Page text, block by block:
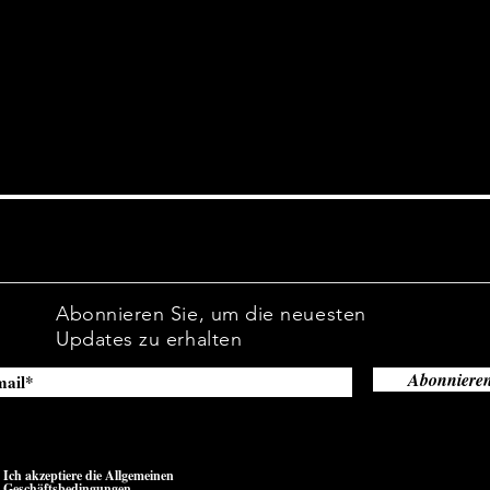
Abonnieren Sie, um die neuesten
Updates zu erhalten
Ich akzeptiere die Allgemeinen